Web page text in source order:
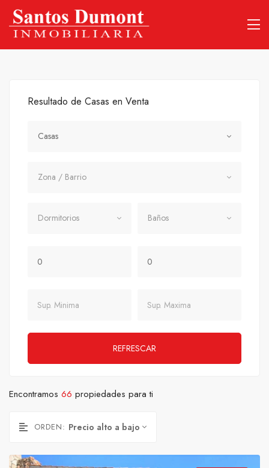
Resultado de Casas en Venta
Casas
Zona / Barrio
Dormitorios Baños
REFRESCAR
Encontramos 66 propiedades para ti
ORDEN: Precio alto a bajo